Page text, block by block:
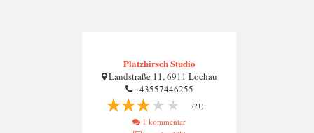
Platzhirsch Studio
Landstraße 11, 6911 Lochau
+43557446255
(21)
1 kommentar